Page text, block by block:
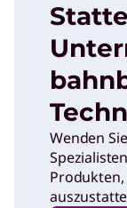
Wenden